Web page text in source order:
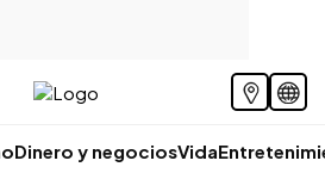
Dinero y negociosVida